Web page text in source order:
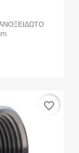
favorite_border